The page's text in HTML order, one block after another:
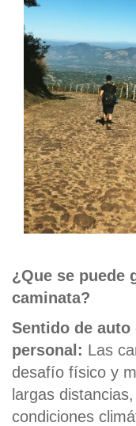
¿Que se puede
caminata?
Sentido de
personal: Las
desafío físico y
largas
condiciones